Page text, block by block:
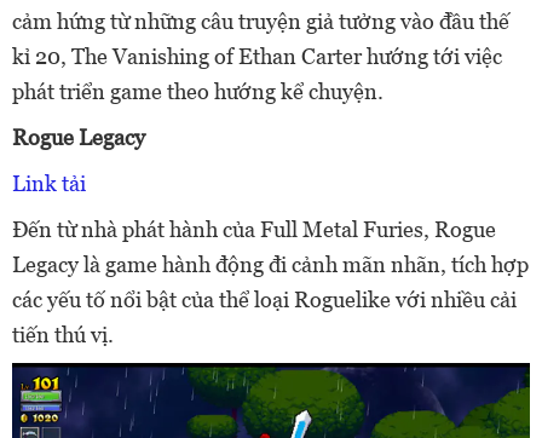
cảm hứng từ những câu truyện giả tưởng vào đầu thế
kỉ 20, The Vanishing of Ethan Carter hướng tới việc
phát triển game theo hướng kể chuyện.
Rogue Legacy
Link tải
Đến từ nhà phát hành của Full Metal Furies, Rogue
Legacy là game hành động đi cảnh mãn nhãn, tích hợp
các yếu tố nổi bật của thể loại Roguelike với nhiều cải
tiến thú vị.